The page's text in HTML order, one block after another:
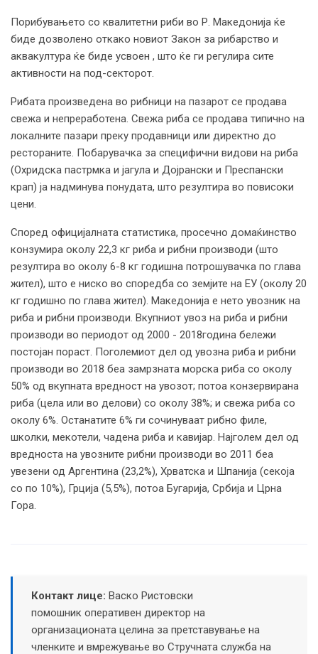
Порибувањето со квалитетни риби во Р. Македонија ќе
биде дозволено откако новиот Закон за рибарство и
аквакултура ќе биде усвоен , што ќе ги регулира сите
активности на под-секторот.
Рибата произведена во рибници на пазарот се продава
свежа и непреработена. Свежа риба се продава типично на
локалните пазари преку продавници или директно до
рестораните. Побарувачка за специфични видови на риба
(Охридска пастрмка и јагула и Дојрански и Преспански
крап) ја надминува понудата, што резултира во повисоки
цени.
Според официјалната статистика, просечно домаќинство
конзумира околу 22,3 кг риба и рибни производи (што
резултира во околу 6-8 кг годишна потрошувачка по глава
жител), што е ниско во споредба со земјите на ЕУ (околу 20
кг годишно по глава жител). Македонија е нето увозник на
риба и рибни производи. Вкупниот увоз на риба и рибни
производи во периодот од 2000 - 2018година бележи
постојан пораст. Поголемиот дел од увозна риба и рибни
производи во 2018 беа замрзната морска риба со околу
50% од вкупната вредност на увозот; потоа конзервирана
риба (цела или во делови) со околу 38%; и свежа риба со
околу 6%. Останатите 6% ги сочинуваат рибно филе,
школки, мекотели, чадена риба и кавијар. Најголем дел од
вредноста на увозните рибни производи во 2011 беа
увезени од Аргентина (23,2%), Хрватска и Шпанија (секоја
со по 10%), Грција (5,5%), потоа Бугарија, Србија и Црна
Гора.
Контакт лице: Васко Ристовски
помошник оперативен директор на
организационата целина за претставување на
членките и вмрежување во Стручната служба на